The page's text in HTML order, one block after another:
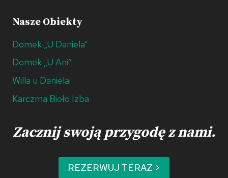
Nasze Obiekty
Domek „U Daniela”
Domek „U Ani”
Willa u Daniela
Karczma Bioło Izba
Zacznij swoją przygodę z nami.
REZERWUJ TERAZ >